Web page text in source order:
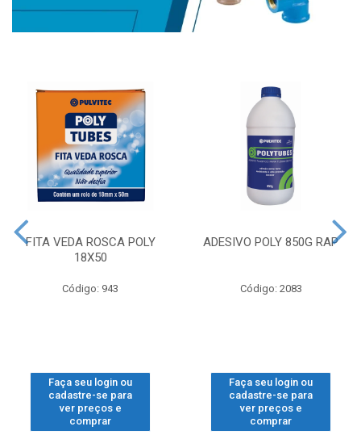
FITA VEDA ROSCA POLY
18X50
Código: 943
Faça seu login ou
cadastre-se para
ver preços e
comprar
ADESIVO POLY 850G RAP
Código: 2083
Faça seu login ou
cadastre-se para
ver preços e
comprar